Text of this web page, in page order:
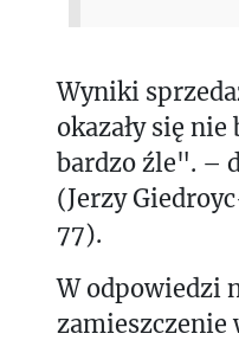
Wyniki
okazały się
bardzo źle". –
(Jerzy
77).
W odpowiedzi
zamieszczenie